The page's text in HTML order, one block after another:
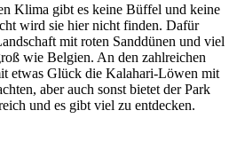
Klima gibt es keine Büffel und keine
wird sie hier nicht finden. Dafür
mit roten Sanddünen und viel
wie Belgien. An den zahlreichen
etwas Glück die Kalahari-Löwen mit
aber auch sonst bietet der Park
und es gibt viel zu entdecken.